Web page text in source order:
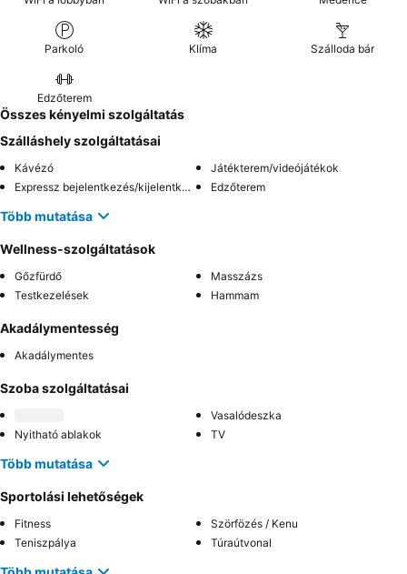
Parkoló Klíma Szálloda bár
Edzőterem
Összes kényelmi szolgáltatás
Szálláshely szolgáltatásai
Kávézó
Játékterem/videójátékok
Expressz bejelentkezés/kijelentkezés
Edzőterem
Több mutatása
Wellness-szolgáltatások
Gőzfürdő
Masszázs
Testkezelések
Hammam
Akadálymentesség
Akadálymentes
Szoba szolgáltatásai
Vasalódeszka
Nyitható ablakok
TV
Több mutatása
Sportolási lehetőségek
Fitness
Szörfözés / Kenu
Teniszpálya
Túraútvonal